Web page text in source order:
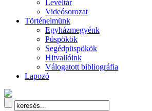
Levéltár
Videósorozat
Történelmünk
Egyházmegyénk
Püspökök
Segédpüspökök
Hitvallóink
Válogatott bibliográfia
Lapozó